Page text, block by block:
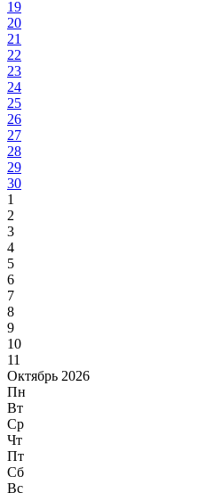
19
20
21
22
23
24
25
26
27
28
29
30
1
2
3
4
5
6
7
8
9
10
11
Октябрь 2026
Пн
Вт
Ср
Чт
Пт
Сб
Вс